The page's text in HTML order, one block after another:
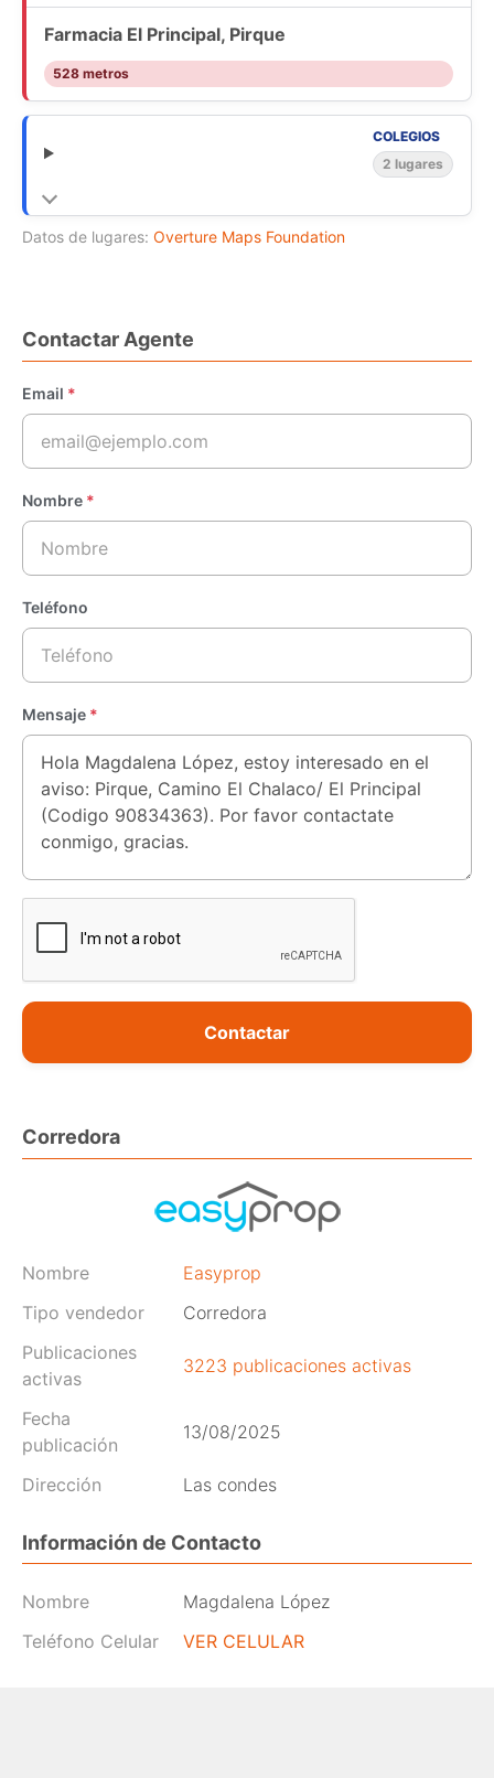
Farmacia El Principal, Pirque
528 metros
COLEGIOS
2 lugares
Datos de lugares: Overture Maps Foundation
Contactar Agente
Email *
Nombre *
Teléfono
Mensaje *
Contactar
Corredora
Nombre
Easyprop
Tipo vendedor
Corredora
Publicaciones
activas
3223 publicaciones activas
Fecha
publicación
13/08/2025
Dirección Las condes
Información de Contacto
Nombre
Magdalena López
Teléfono Celular
VER CELULAR